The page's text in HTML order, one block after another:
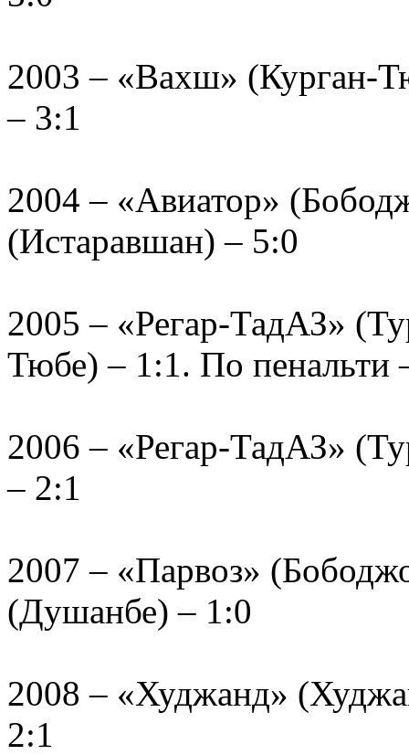
2003 – «Вахш» (Курган-
– 3:1
2004 – «Авиатор»
(Истаравшан) – 5:0
2005 – «Регар-ТадАЗ»
Тюбе) – 1:1. По пенальти
2006 – «Регар-ТадАЗ»
– 2:1
2007 – «Парвоз»
(Душанбе) – 1:0
2008 – «Худжанд»
2:1